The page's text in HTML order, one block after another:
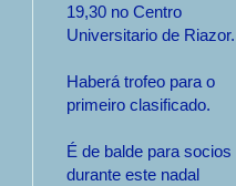
19,30 no Centro
Universitario de Riazor.
Haberá trofeo para o
primeiro clasificado.
É de balde para socios
durante este nadal